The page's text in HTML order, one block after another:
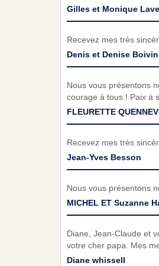
Gilles et Monique
Recevez mes très
Denis et Denise Boivin
Nous vous présentons
courage à tous ! Paix à
FLEURETTE
Recevez mes très
Jean-Yves Besson
Nous vous présentons
MICHEL ET Suzanne
Diane, Jean-Claude et
votre cher papa. Mes
Diane whissell